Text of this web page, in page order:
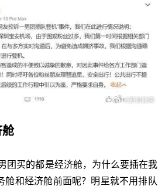
舱
团买的都是经济舱，为什么要插在我
舱和经济舱前面呢？明星就不用排队